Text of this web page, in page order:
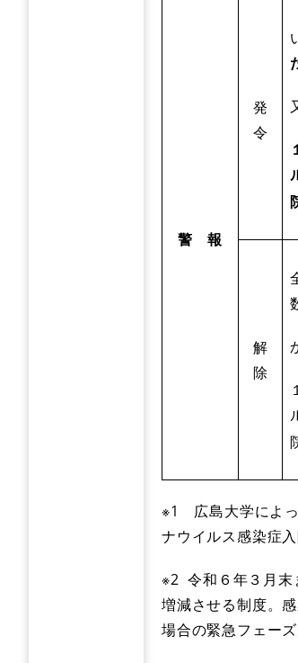
警 報
発
令
解
除
※1 広島大学によっ
ナウイルス感染症
※2 令和６年３月末
増減させる制度。
場合の緊急フェー